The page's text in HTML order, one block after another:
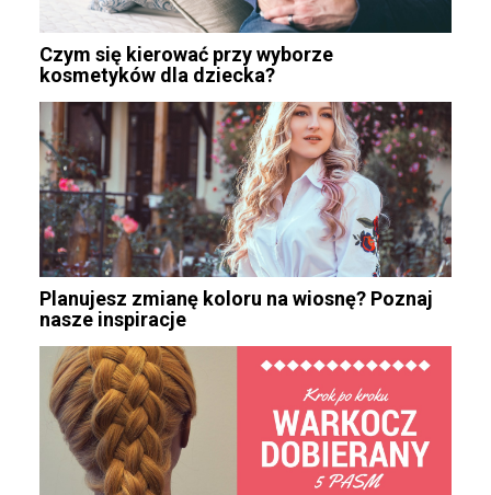
Czym się kierować przy wyborze
kosmetyków dla dziecka?
Planujesz zmianę koloru na wiosnę? Poznaj
nasze inspiracje